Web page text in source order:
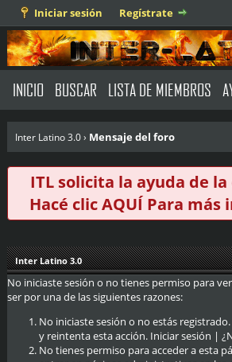
Iniciar sesión Regístrate
INICIO BUSCAR LISTA DE MIEMBROS
Inter Latino 3.0› Mensaje del foro
ITL solicita la ayuda de
Hacé clicAQUÍ Para más
Inter Latino 3.0
No iniciaste sesión o no tienes permiso para
ser por una de las siguientes razones:
No iniciaste sesión o no estás
y reintenta esta acción. Iniciar sesión |
No tienes permiso para acceder a esta